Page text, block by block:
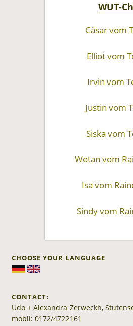
WUT-
Cäsar vom
Elliot vom
Irvin vom
Justin vom
Siska vom
Wotan vom
Isa vom
Sindy vom
CHOOSE YOUR LANGUAGE
CONTACT:
Udo + Alexandra Zerweckh,
mobil: 0172/4722161